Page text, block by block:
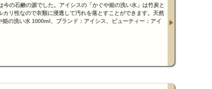
の石鹸の源でした。アイシスの「かぐや姫の洗い水」は竹炭と
リ性なので衣類に浸透して汚れを落とすことができます。天然
の洗い水 1000ml、ブランド：アイシス、ビューティー：アイ